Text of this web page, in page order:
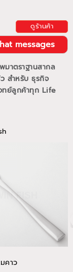
ดูร้านค้า
messages
าตราฐานสากล
สำหรับ ธุรกิจ
ทย์ลูกค้าทุก Life
คาว